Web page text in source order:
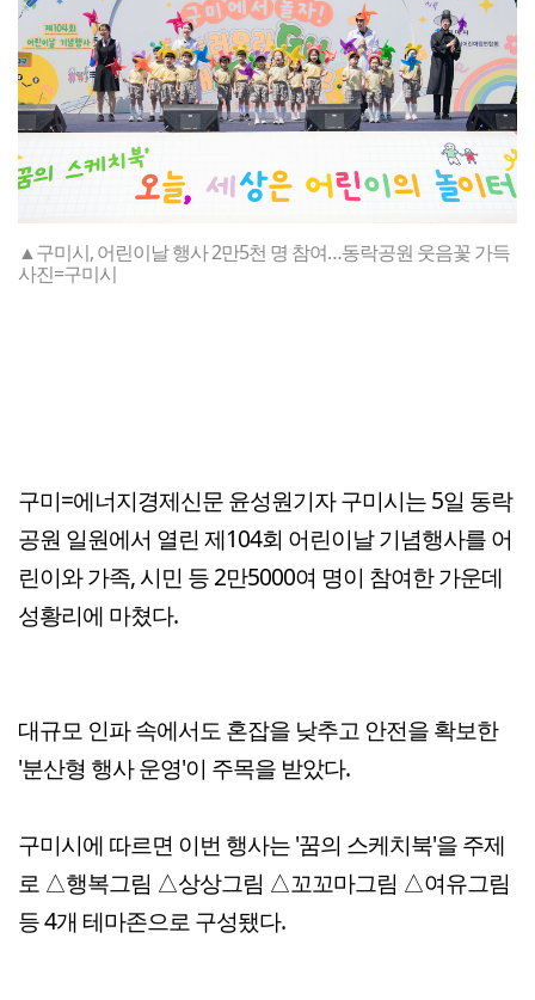
▲구미시, 어린이날 행사 2만5천 명 참여…동락공원 웃음꽃 가득
사진=구미시
구미=에너지경제신문 윤성원기자 구미시는 5일 동락
공원 일원에서 열린 제104회 어린이날 기념행사를 어
린이와 가족, 시민 등 2만5000여 명이 참여한 가운데
성황리에 마쳤다.
대규모 인파 속에서도 혼잡을 낮추고 안전을 확보한
'분산형 행사 운영'이 주목을 받았다.
구미시에 따르면 이번 행사는 '꿈의 스케치북'을 주제
로 △행복그림 △상상그림 △꼬꼬마그림 △여유그림
등 4개 테마존으로 구성됐다.